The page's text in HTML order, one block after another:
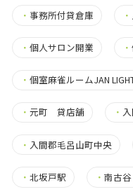
・ 事務所付貸倉庫 ・
・ 個人サロン開業 ・
・ 個室麻雀ルームJAN
・ 元町 貸店舗 ・
・ 入間郡毛呂山町中央
・ 北坂戸駅 ・南古